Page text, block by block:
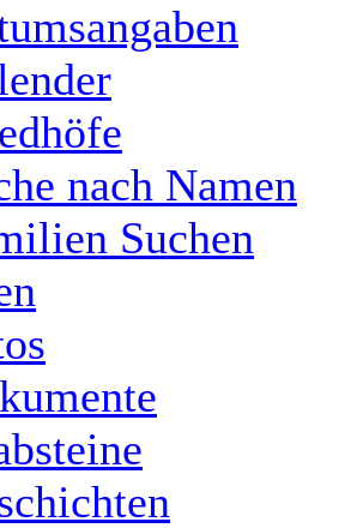
nach Namen
Suchen